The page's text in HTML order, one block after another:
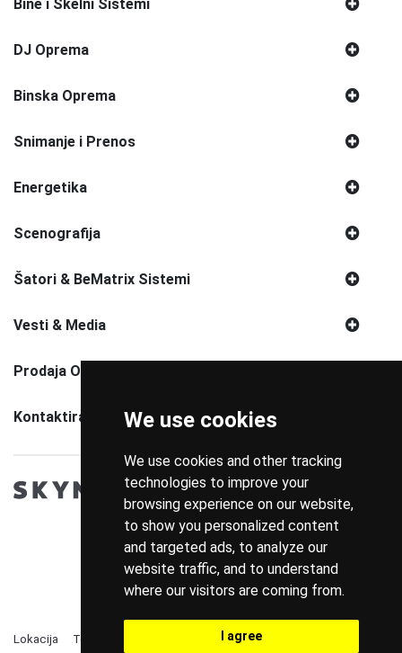
We use cookies
We use cookies and other tracking
technologies to improve your
browsing experience on our website,
to show you personalized content
and targeted ads, to analyze our
website traffic, and to understand
where our visitors are coming from.
I agree
Bine i Skelni Sistemi
DJ Oprema
Binska Oprema
Snimanje i Prenos
Energetika
Scenografija
Šatori & BeMatrix Sistemi
Vesti & Media
Prodaja Opreme
Kontaktirajte Nas
Lokacija Telefon Politika Privatnosti